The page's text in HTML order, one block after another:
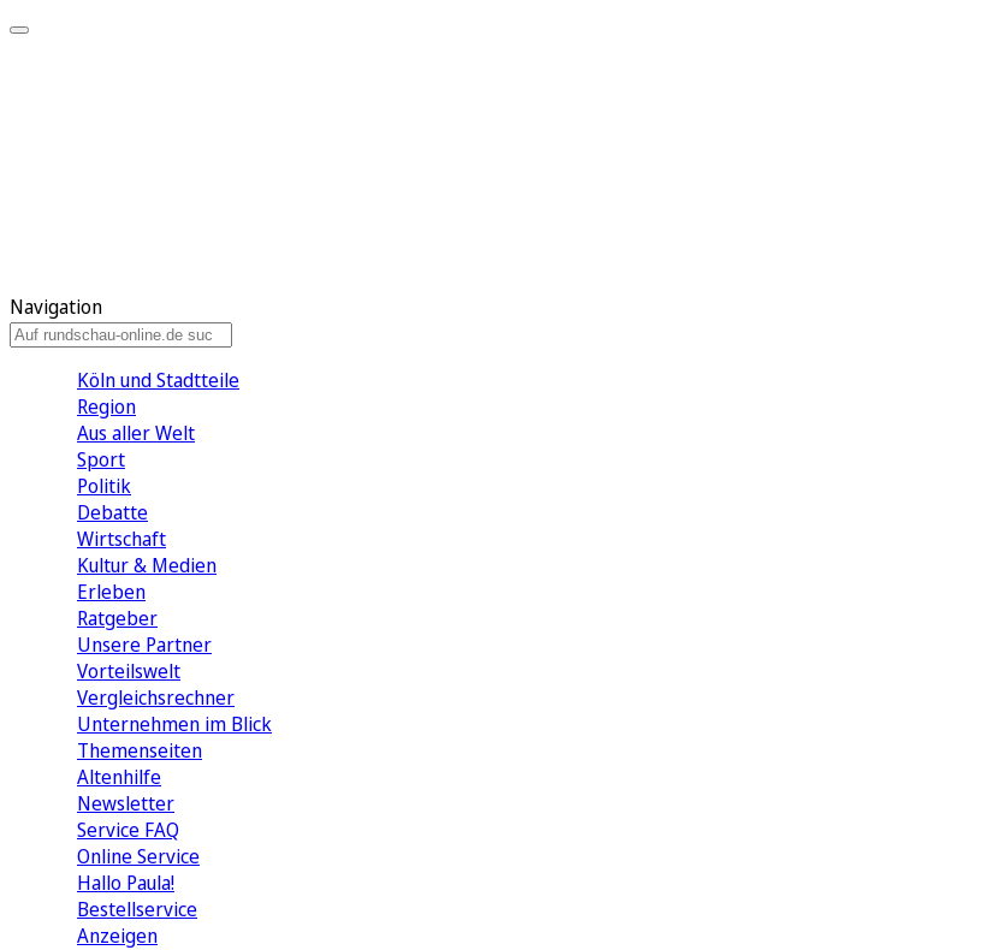
Navigation
Köln und Stadtteile
Region
Aus aller Welt
Sport
Politik
Debatte
Wirtschaft
Kultur & Medien
Erleben
Ratgeber
Unsere Partner
Vorteilswelt
Vergleichsrechner
Unternehmen im Blick
Themenseiten
Altenhilfe
Newsletter
Service FAQ
Online Service
Hallo Paula!
Bestellservice
Anzeigen